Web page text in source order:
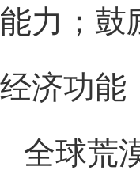
能力；鼓
经济功能
全球荒